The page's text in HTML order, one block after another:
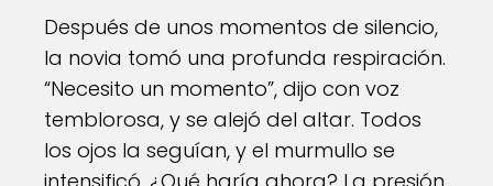
Después de unos momentos de silencio,
la novia tomó una profunda respiración.
“Necesito un momento”, dijo con voz
temblorosa, y se alejó del altar. Todos
los ojos la seguían, y el murmullo se